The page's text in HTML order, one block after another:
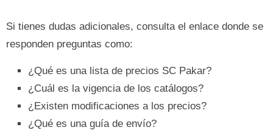
Si tienes dudas adicionales, consulta el enlace donde se
responden preguntas como:
¿Qué es una lista de precios SC Pakar?
¿Cuál es la vigencia de los catálogos?
¿Existen modificaciones a los precios?
¿Qué es una guía de envío?